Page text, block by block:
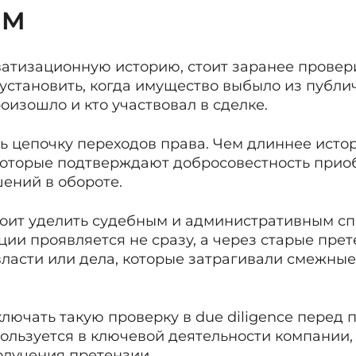
историю, стоит заранее
когда имущество выбыло из
и кто участвовал в сделке.
цепочку переходов права. Чем длиннее
подтверждают добросовестность
в обороте.
уделить судебным и административным
проявляется не сразу, а через старые
или дела, которые затрагивали
такую проверку в due diligence перед
в ключевой деятельности